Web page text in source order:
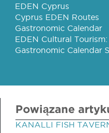
EDEN Cyprus
Cyprus EDEN Routes
Gastronomic Calendar
EDEN Cultural
Gastronomic Calendar
Powiązane
KANALLI FISH